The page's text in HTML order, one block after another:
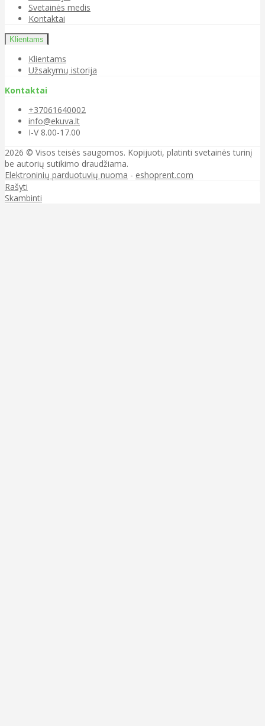
Svetainės medis
Kontaktai
Klientams
Klientams
Užsakymų istorija
Kontaktai
+37061640002
info@ekuva.lt
I-V 8.00-17.00
2026 © Visos teisės saugomos. Kopijuoti, platinti svetainės turinį
be autorių sutikimo draudžiama.
Elektroninių parduotuvių nuoma - eshoprent.com
Rašyti
Skambinti